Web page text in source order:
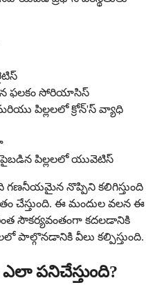
ఫలకం సోరియాసిస్
పిల్లలలో క్రోన్'స్ వ్యాధి
పైబడిన పిల్లలలో యువెటిస్
గణనీయమైన నొప్పిని కలిగిస్తుంది
చేస్తుంది. ఈ మందుల వలన ఈ
సౌకర్యవంతంగా కదలడానికి
వీలు కల్పిస్తుంది.
పనిచేస్తుంది?